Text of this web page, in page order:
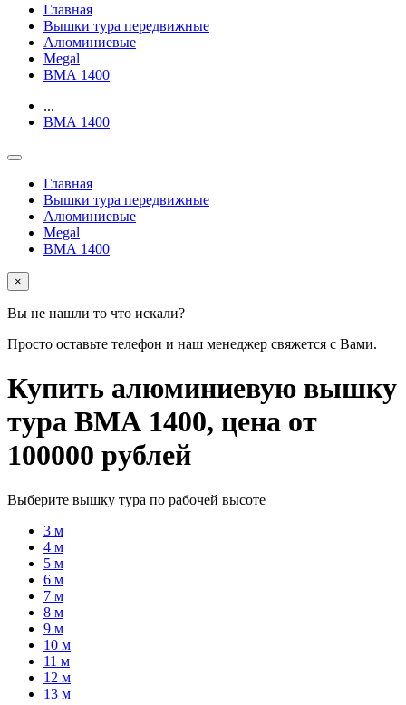
Главная
Вышки тура передвижные
Алюминиевые
Megal
ВМА 1400
...
ВМА 1400
Главная
Вышки тура передвижные
Алюминиевые
Megal
ВМА 1400
×
Вы не нашли то что искали?
Просто оставьте телефон и наш менеджер свяжется с Вами.
Купить алюминиевую вышку
тура ВМА 1400, цена от
100000 рублей
Выберите вышку тура по рабочей высоте
3 м
4 м
5 м
6 м
7 м
8 м
9 м
10 м
11 м
12 м
13 м